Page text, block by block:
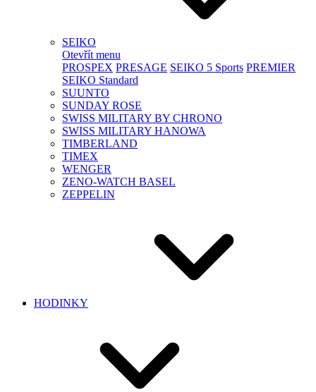
SEIKO
Otevřít menu
PROSPEX PRESAGE SEIKO 5 Sports PREMIER
SEIKO Standard
SUUNTO
SUNDAY ROSE
SWISS MILITARY BY CHRONO
SWISS MILITARY HANOWA
TIMBERLAND
TIMEX
WENGER
ZENO-WATCH BASEL
ZEPPELIN
HODINKY